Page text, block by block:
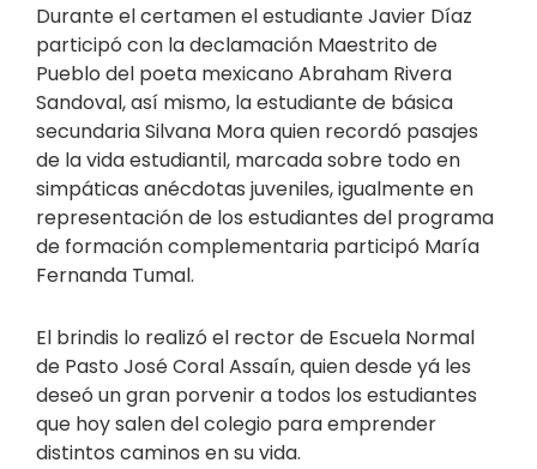
Durante el certamen el estudiante Javier Díaz
participó con la declamación Maestrito de
Pueblo del poeta mexicano Abraham Rivera
Sandoval, así mismo, la estudiante de básica
secundaria Silvana Mora quien recordó pasajes
de la vida estudiantil, marcada sobre todo en
simpáticas anécdotas juveniles, igualmente en
representación de los estudiantes del programa
de formación complementaria participó María
Fernanda Tumal.
El brindis lo realizó el rector de Escuela Normal
de Pasto José Coral Assaín, quien desde yá les
deseó un gran porvenir a todos los estudiantes
que hoy salen del colegio para emprender
distintos caminos en su vida.